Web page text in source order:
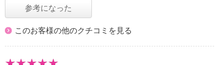
参考になった
このお客様の他のクチコミを見る